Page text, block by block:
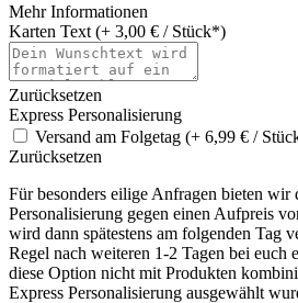
Mehr Informationen
Karten Text (+ 3,00 € / Stück*)
Zurücksetzen
Express Personalisierung
Versand am Folgetag (+ 6,99 € /
Zurücksetzen
Für besonders eilige Anfragen bieten wir
Personalisierung gegen einen Aufpreis
wird dann spätestens am folgenden Tag
Regel nach weiteren 1-2 Tagen bei euch
diese Option nicht mit Produkten
Express Personalisierung ausgewählt